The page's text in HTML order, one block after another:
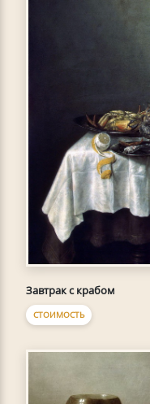
Завтрак с крабом
СТОИМОСТЬ